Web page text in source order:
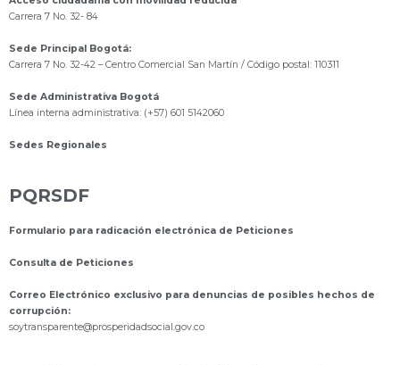
Carrera 7 No. 32- 84
Sede Principal Bogotá:
Carrera 7 No. 32-42 – Centro Comercial San Martín / Código postal: 110311
Sede Administrativa Bogotá
Línea interna administrativa: (+57) 601 5142060
Sedes Regionales
PQRSDF
Formulario para radicación electrónica de Peticiones
Consulta de Peticiones
Correo Electrónico exclusivo para denuncias de posibles hechos de
corrupción:
soytransparente@prosperidadsocial.gov.co